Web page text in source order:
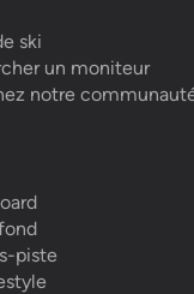
ski
un moniteur
notre
piste